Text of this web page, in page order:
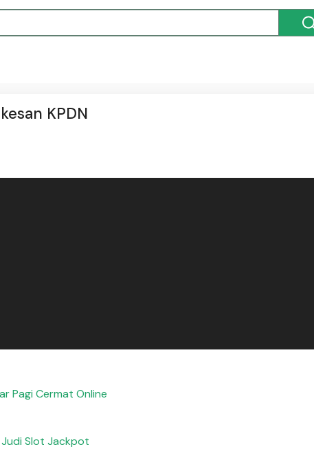
KPDN
Pagi Cermat Online
Judi Slot Jackpot